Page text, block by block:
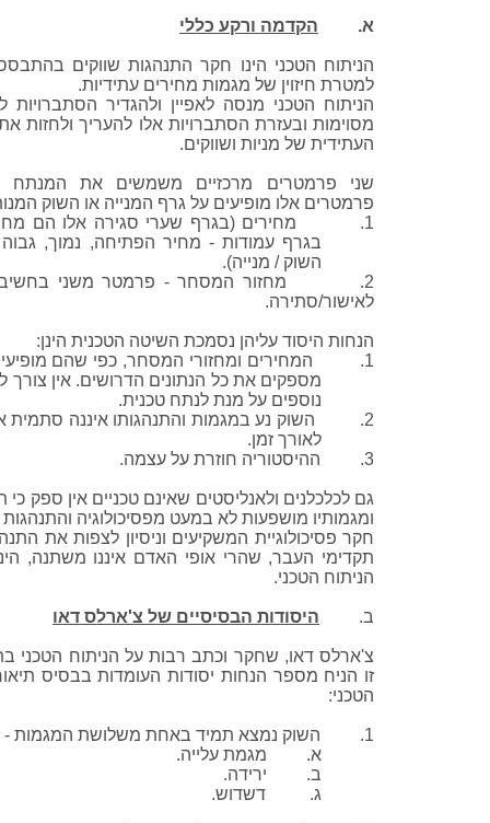
א. הקדמה ורקע כללי
הניתוח הטכני הינו חקר התנהגות שווקים
למטרת חיזוין של מגמות מחירים עתידיות.
הניתוח הטכני מנסה לאפיין ולהגדיר הסתברויות
מסוימות ובעזרת הסתברויות אלו להעריך ולחזות
העתידית של מניות ושווקים.
שני פרמטרים מרכזיים משמשים את המנתח
פרמטרים אלו מופיעים על גרף המנייה או השוק
1. מחירים (בגרף שערי סגירה אלו הם
בגרף עמודות - מחיר הפתיחה, נמוך,
השוק / מנייה).
2. מחזור המסחר - פרמטר משני
לאישור/סתירה.
הנחות היסוד עליהן נסמכת השיטה הטכנית הינן:
1. המחירים ומחזורי המסחר, כפי שהם
מספקים את כל הנתונים הדרושים. אין צורך
נוספים על מנת לנתח טכנית.
2. השוק נע במגמות והתנהגותו איננה סתמית
לאורך זמן.
3. ההיסטוריה חוזרת על עצמה.
גם לכלכלנים ולאנליסטים שאינם טכניים אין ספק כי
ומגמותיו מושפעות לא במעט מפסיכולוגיה
חקר פסיכולוגיית המשקיעים וניסיון לצפות את
תקדימי העבר, שהרי אופי האדם איננו משתנה,
הניתוח הטכני.
ב. היסודות הבסיסיים של צ'ארלס דאו
צ'ארלס דאו, שחקר וכתב רבות על הניתוח הטכני
זו הניח מספר הנחות יסודות העומדות בבסיס
הטכני:
1. השוק נמצא תמיד באחת משלושת המגמות -
א. מגמת עלייה.
ב. ירידה.
ג. דשדוש.